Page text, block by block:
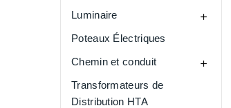
Luminaire 
Poteaux Électriques
Chemin et conduit

Transformateurs de
Distribution HTA